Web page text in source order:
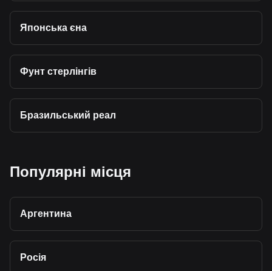
Японська єна
Фунт стерлінгів
Бразильський реал
Популярні місця
Аргентина
Росія